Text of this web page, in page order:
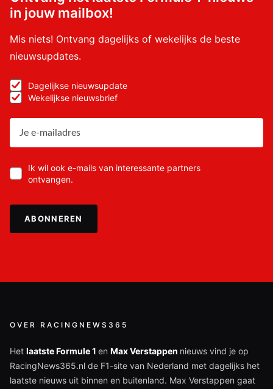
dus, vooralsnog, meer succesvol qua overwinngen in 1
seizoen.
Meepraten? Dat kan! Je hoeft je alleen maar aan te
melden met een RN365-account.
INLOGGEN
in jouw mailbox!
Mis niets! Ontvang dagelijks of wekelijks de beste
nieuwsupdates.
Dagelijkse nieuwsupdate
Wekelijkse nieuwsbrief
Ik wil ook e-mails van interessante partners
ontvangen.
ABONNEREN
OVER RACINGNEWS365
Het laatste Formule 1 en Max Verstappen nieuws vind je op
RacingNews365.nl de F1-site van Nederland met dagelijks het
laatste nieuws uit binnen en buitenland. Max Verstappen gaat